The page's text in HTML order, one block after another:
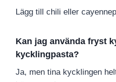
Lägg till chili eller
Kan jag använda fryst
kycklingpasta?
Ja, men tina kycklingen